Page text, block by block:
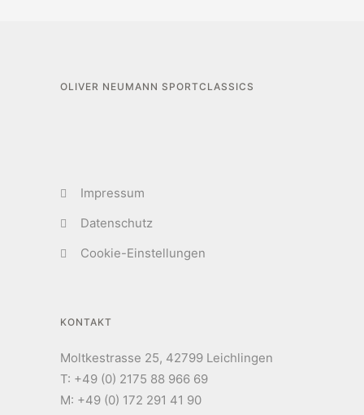
OLIVER NEUMANN SPORTCLASSICS
Impressum
Datenschutz
Cookie-Einstellungen
KONTAKT
Moltkestrasse 25, 42799 Leichlingen
T: +49 (0) 2175 88 966 69
M: +49 (0) 172 291 41 90